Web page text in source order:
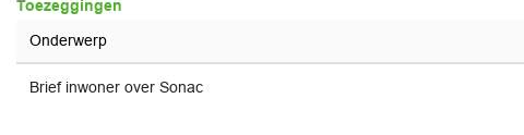
Toezeggingen
Onderwerp
Brief inwoner over Sonac